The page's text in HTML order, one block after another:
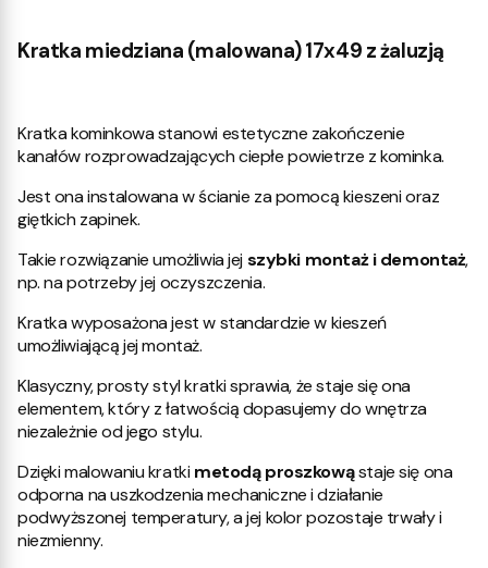
Kratka miedziana (malowana) 17x49 z żaluzją
Kratka kominkowa stanowi estetyczne zakończenie
kanałów rozprowadzających ciepłe powietrze z kominka.
Jest ona instalowana w ścianie za pomocą kieszeni oraz
giętkich zapinek.
Takie rozwiązanie umożliwia jej szybki montaż i demontaż,
np. na potrzeby jej oczyszczenia.
Kratka wyposażona jest w standardzie w kieszeń
umożliwiającą jej montaż.
Klasyczny, prosty styl kratki sprawia, że staje się ona
elementem, który z łatwością dopasujemy do wnętrza
niezależnie od jego stylu.
Dzięki malowaniu kratki metodą proszkowąstaje się ona
odporna na uszkodzenia mechaniczne i działanie
podwyższonej temperatury, a jej kolor pozostaje trwały i
niezmienny.